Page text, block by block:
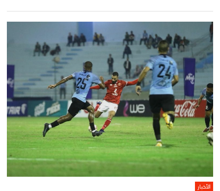
الأخبار